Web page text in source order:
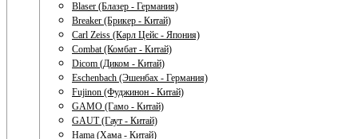
Blaser (Блазер - Германия)
Breaker (Брикер - Китай)
Carl Zeiss (Карл Цейс - Япония)
Combat (Комбат - Китай)
Dicom (Диком - Китай)
Eschenbach (Эшенбах - Германия)
Fujinon (Фуджинон - Китай)
GAMO (Гамо - Китай)
GAUT (Гаут - Китай)
Hama (Хама - Китай)